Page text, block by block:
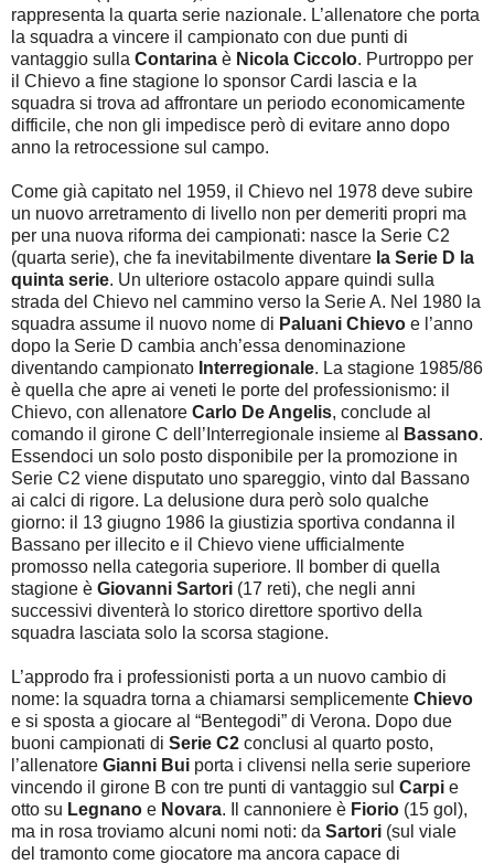
rappresenta la quarta serie nazionale. L’allenatore che porta
la squadra a vincere il campionato con due punti di
vantaggio sulla Contarina è Nicola Ciccolo. Purtroppo per
il Chievo a fine stagione lo sponsor Cardi lascia e la
squadra si trova ad affrontare un periodo economicamente
difficile, che non gli impedisce però di evitare anno dopo
anno la retrocessione sul campo.
Come già capitato nel 1959, il Chievo nel 1978 deve subire
un nuovo arretramento di livello non per demeriti propri ma
per una nuova riforma dei campionati: nasce la Serie C2
(quarta serie), che fa inevitabilmente diventare la Serie D la
quinta serie. Un ulteriore ostacolo appare quindi sulla
strada del Chievo nel cammino verso la Serie A. Nel 1980 la
squadra assume il nuovo nome di Paluani Chievo e l’anno
dopo la Serie D cambia anch’essa denominazione
diventando campionato Interregionale. La stagione 1985/86
è quella che apre ai veneti le porte del professionismo: il
Chievo, con allenatore Carlo De Angelis, conclude al
comando il girone C dell’Interregionale insieme al
Bassano.
Essendoci un solo posto disponibile per la promozione in
Serie C2 viene disputato uno spareggio, vinto dal Bassano
ai calci di rigore. La delusione dura però solo qualche
giorno: il 13 giugno 1986 la giustizia sportiva condanna il
Bassano per illecito e il Chievo viene ufficialmente
promosso nella categoria superiore. Il bomber di quella
stagione è Giovanni Sartori (17 reti), che negli anni
successivi diventerà lo storico direttore sportivo della
squadra lasciata solo la scorsa stagione.
L’approdo fra i professionisti porta a un nuovo cambio di
nome: la squadra torna a chiamarsi semplicemente Chievo
e si sposta a giocare al “Bentegodi” di Verona. Dopo due
buoni campionati di Serie C2 conclusi al quarto posto,
l’allenatore Gianni Bui porta i clivensi nella serie superiore
vincendo il girone B con tre punti di vantaggio sul Carpi e
otto su Legnano e Novara. Il cannoniere è Fiorio (15 gol),
ma in rosa troviamo alcuni nomi noti: da Sartori (sul viale
del tramonto come giocatore ma ancora capace di